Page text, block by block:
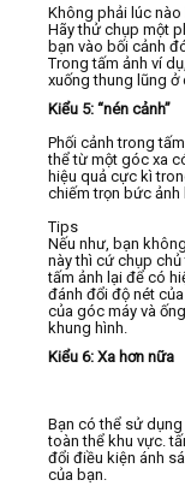
Không phải lúc nào
Hãy thử chụp một
bạn vào bối cảnh
Trong tấm ảnh ví
xuống thung lũng ở
Kiểu 5: “nén cảnh”
Phối cảnh trong
thể từ một góc xa
hiệu quả cực kì
chiếm trọn bức
Tips
Nếu như, bạn
này thì cứ chụp
tấm ảnh lại để có
đánh đổi độ nét
của góc máy và
khung hình.
Kiểu 6: Xa hơn nữa
Bạn có thể sử
toàn thể khu vực.
đổi điều kiện ánh
của bạn.